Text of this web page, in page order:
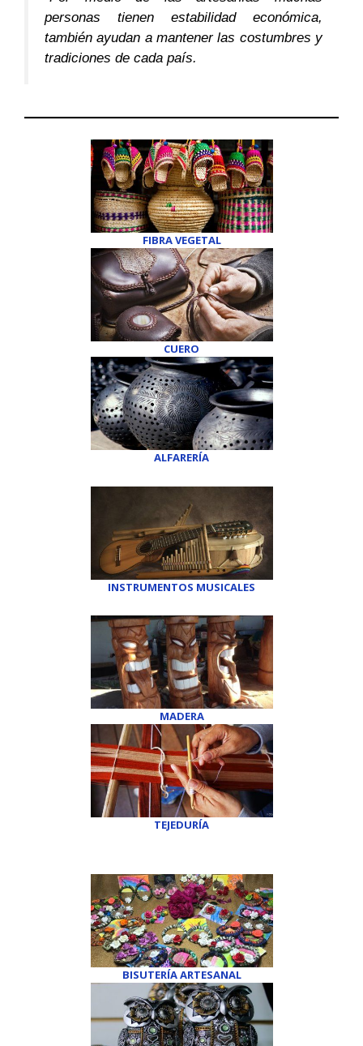
)
personas tienen estabilidad económica,
también ayudan a mantener las costumbres y
tradiciones de cada país.
FIBRA VEGETAL
CUERO
ALFARERÍA
INSTRUMENTOS MUSICALES
MADERA
TEJEDURÍA
BISUTERÍA ARTESANAL